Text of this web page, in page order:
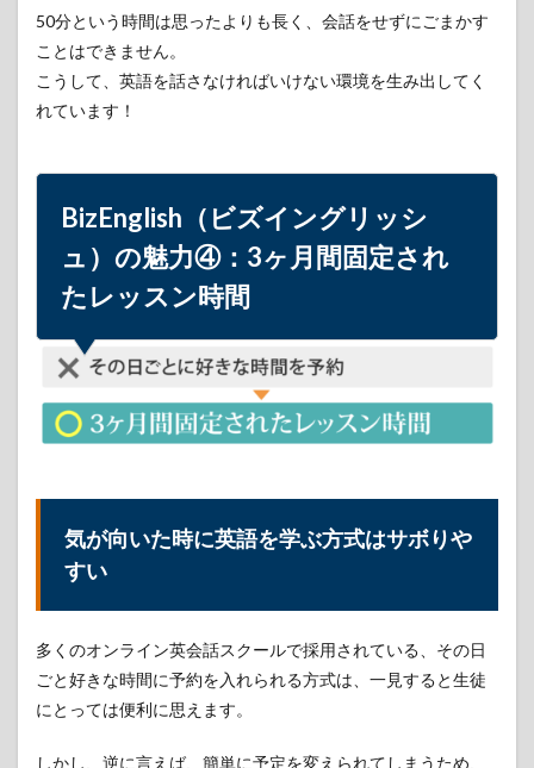
実務
経験
のも
のを
面接
スし
も講
補に
事前
ーニ
ング
す
7
BizEnglish（ビ
ズイングリッ
員外国人
8
BizEnglish（ビ
50分という時間は思ったよりも長く、会話をせずにごまかす
ことはできません。
こうして、英語を話さなければいけない環境を生み出してく
れています！
BizEnglish（ビズイングリッシ
ュ）の魅力④： 3ヶ月間固定され
たレッスン時間
気が向いた時に英語を学ぶ方式はサボりや
すい
多くのオンライン英会話スクールで採用されている、その日
ごと好きな時間に予約を入れられる方式は、一見すると生徒
にとっては便利に思えます。
しかし、逆に言えば、簡単に予定を変えられてしまうため、